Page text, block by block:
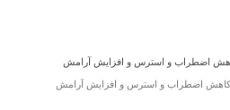
اضطراب و استرس و افزایش آرامش